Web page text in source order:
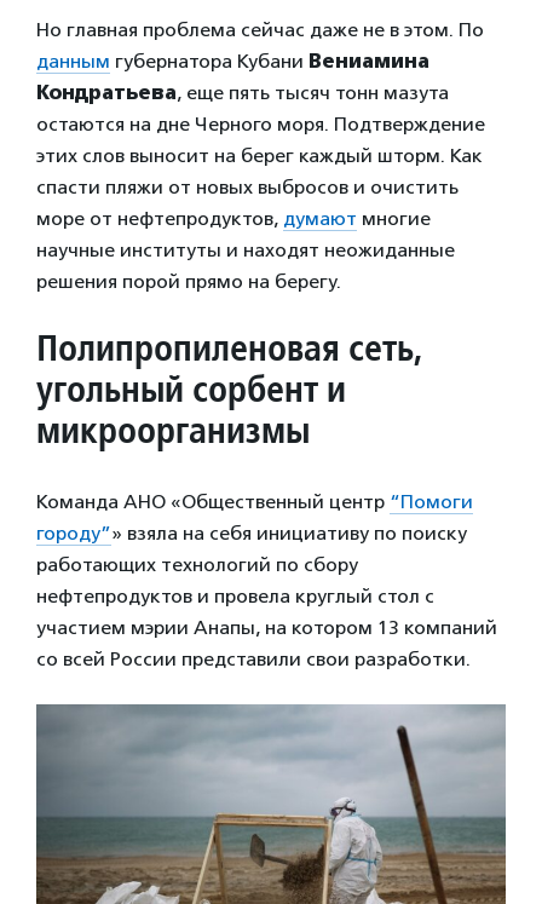
Но главная проблема сейчас даже не в этом. По
данным губернатора Кубани Вениамина
Кондратьева, еще пять тысяч тонн мазута
остаются на дне Черного моря. Подтверждение
этих слов выносит на берег каждый шторм. Как
спасти пляжи от новых выбросов и очистить
море от нефтепродуктов, думают многие
научные институты и находят неожиданные
решения порой прямо на берегу.
Полипропиленовая сеть,
угольный сорбент и
микроорганизмы
Команда АНО «Общественный центр “Помоги
городу”» взяла на себя инициативу по поиску
работающих технологий по сбору
нефтепродуктов и провела круглый стол с
участием мэрии Анапы, на котором 13 компаний
со всей России представили свои разработки.